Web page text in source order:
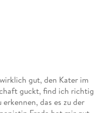
gut, den Kater im
guckt, find ich richtig
das es zu der